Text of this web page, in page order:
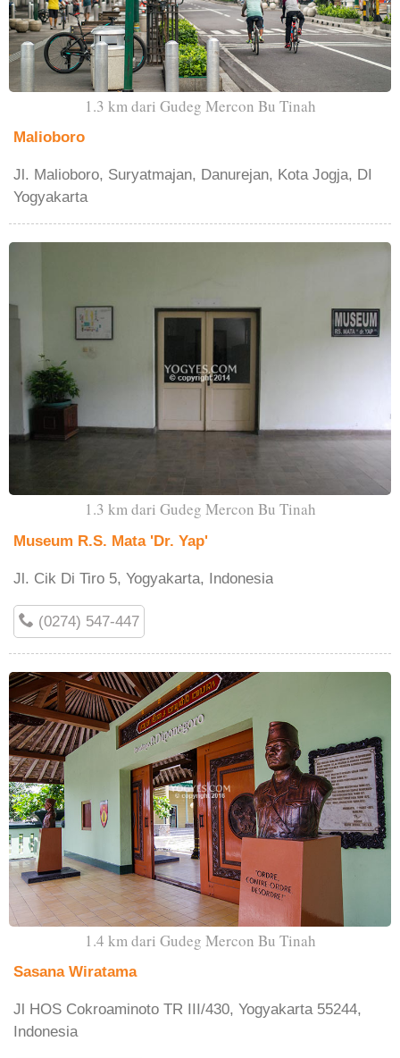
1.3 km dari Gudeg Mercon Bu Tinah
Malioboro
Jl. Malioboro, Suryatmajan, Danurejan, Kota Jogja, DI
Yogyakarta
1.3 km dari Gudeg Mercon Bu Tinah
Museum R.S. Mata 'Dr. Yap'
Jl. Cik Di Tiro 5, Yogyakarta, Indonesia
(0274) 547-447
1.4 km dari Gudeg Mercon Bu Tinah
Sasana Wiratama
Jl HOS Cokroaminoto TR III/430, Yogyakarta 55244,
Indonesia